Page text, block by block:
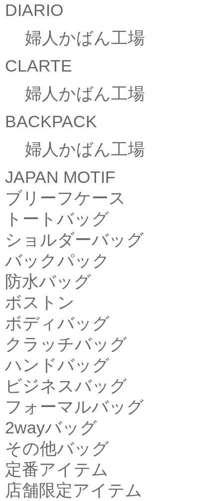
DIARIO
婦人かばん工場
CLARTE
婦人かばん工場
BACKPACK
婦人かばん工場
JAPAN MOTIF
ブリーフケース
トートバッグ
ショルダーバッグ
バックパック
防水バッグ
ボストン
ボディバッグ
クラッチバッグ
ハンドバッグ
ビジネスバッグ
フォーマルバッグ
2wayバッグ
その他バッグ
定番アイテム
店舗限定アイテム